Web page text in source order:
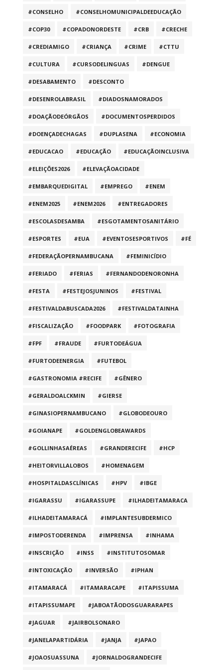
#CONSELHO #CONSELHOMUNICIPALDEEDUCAÇÃO
#COP30 #COPADONORDESTE #CRB #CRECHE
#CREDIAMIGO #CRIANÇA #CRIME #CTTU
#CULTURA #CURSODELINGUAS #DENGUE
#DESABAMENTO #DESCONTO
#DESENROLABRASIL #DIADOSNAMORADOS
#DOAÇÃODEÓRGÃOS #DOCUMENTOSPERDIDOS
#DOENÇADECHAGAS #DUPLASENA #ECONOMIA
#EDUCACAO #EDUCAÇÃO #EDUCAÇÃOINCLUSIVA
#ELEIÇÕES2026 #ELEVAÇÃOACIDADE
#EMBARQUEDIGITAL #EMPREGO #ENEM
#ENEM2025 #ENEM2026 #ENTREGADORES
#ESCOLASDESAMBA #ESGOTAMENTOSANITÁRIO
#ESPORTES #EUA #EVENTOSESPORTIVOS #FÉ
#FEDERAÇÃOPERNAMBUCANA #FEMINICÍDIO
#FERIADO #FERIAS #FERNANDODENORONHA
#FESTA #FESTEJOSJUNINOS #FESTIVAL
#FESTIVALDABUSCADA2026 #FESTIVALDATAINHA
#FISCALIZAÇÃO #FOODPARK #FOTOGRAFIA
#FPF #FRAUDE #FURTODEÁGUA
#FURTODEENERGIA #FUTEBOL
#GASTRONOMIA #RECIFE #GÊNERO
#GERALDOALCKMIN #GIERSE
#GINASIOPERNAMBUCANO #GLOBODEOURO
#GOIANAPE #GOLDENGLOBEAWARDS
#GOLLINHASAÉREAS #GRANDERECIFE #HCP
#HEITORVILLALOBOS #HOMENAGEM
#HOSPITALDASCLÍNICAS #HPV #IBGE
#IGARASSU #IGARASSUPE #ILHADEITAMARACA
#ILHADEITAMARACÁ #IMPLANTESUBDERMICO
#IMPOSTODERENDA #IMPRENSA #INHAMA
#INSCRIÇÃO #INSS #INSTITUTOSOMAR
#INTOXICAÇÃO #INVERSÃO #IPHAN
#ITAMARACÁ #ITAMARACAPE #ITAPISSUMA
#ITAPISSUMAPE #JABOATÃODOSGUARARAPES
#JAGUAR #JAIRBOLSONARO
#JANELAPARTIDÁRIA #JANJA #JAPAO
#JOAOSUASSUNA #JORNALDOGRANDECIFE